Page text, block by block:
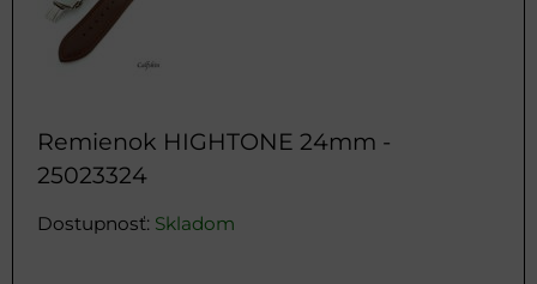
Remienok HIGHTONE 24mm -
25023324
Dostupnosť: Skladom